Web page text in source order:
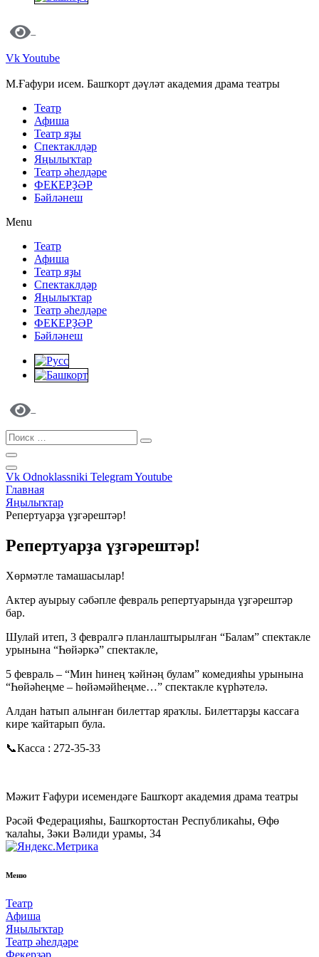
VkYoutube
М.Ғафури исем. Башҡорт дәүләт академия драма театры
Театр
Афиша
Театр яҙы
Спектаклдәр
Яңылыҡтар
Театр әһелдәре
ФЕКЕРҘӘР
Бәйләнеш
Menu
Театр
Афиша
Театр яҙы
Спектаклдәр
Яңылыҡтар
Театр әһелдәре
ФЕКЕРҘӘР
Бәйләнеш
Vk Odnoklassniki TelegramYoutube
Главная
Яңылыҡтар
Репертуарҙа үҙгәрештәр!
Репертуарҙа үҙгәрештәр!
Хөрмәтле тамашасылар!
Актер ауырыу сәбәпле февраль репертуарында үҙгәрештәр
бар.
Шулай итеп, 3 февралгә планлаштырылған “Балам” спектакле
урынына “Һөйәркә” спектакле,
5 февраль – “Мин һинең ҡәйнәң булам” комедияһы урынына
“Һөйәһеңме – һөйәмәйһеңме…” спектакле күрһәтелә.
Алдан һатып алынған билеттар яраҡлы. Билеттарҙы кассаға
кире ҡайтарып була.
📞Касса : 272-35-33
Мәжит Ғафури исемендәге Башҡорт академия драма театры
Рәсәй Федерацияһы, Башҡортостан Республикаһы, Өфө
ҡалаһы, Зәки Вәлиди урамы, 34
Меню
Театр
Афиша
Яңылыҡтар
Театр әһелдәре
Фекерҙәр